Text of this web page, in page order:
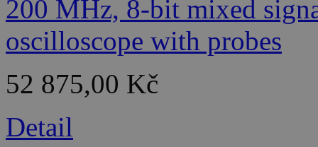
52 875,00 Kč
Detail